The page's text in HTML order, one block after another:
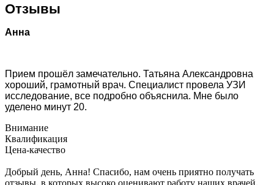
Отзывы
Анна
Прием прошёл замечательно. Татьяна Александровна
хороший, грамотный врач. Специалист провела УЗИ
исследование, все подробно объяснила. Мне было
уделено минут 20.
Внимание
Квалификация
Цена-качество
Добрый день, Анна! Спасибо, нам очень приятно получать
отзывы, в которых высоко оценивают работу наших врачей.